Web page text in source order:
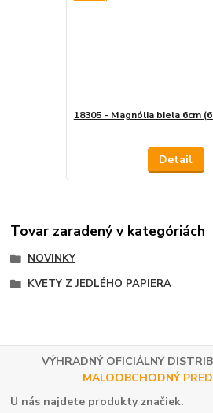
18305 - Magnólia biela 6cm
Detail
Tovar zaradený v kategóriách
NOVINKY
KVETY Z JEDLÉHO PAPIERA
VÝHRADNÝ OFICIÁLNY
MALOOBCHODNÝ
U nás najdete produkty značiek.